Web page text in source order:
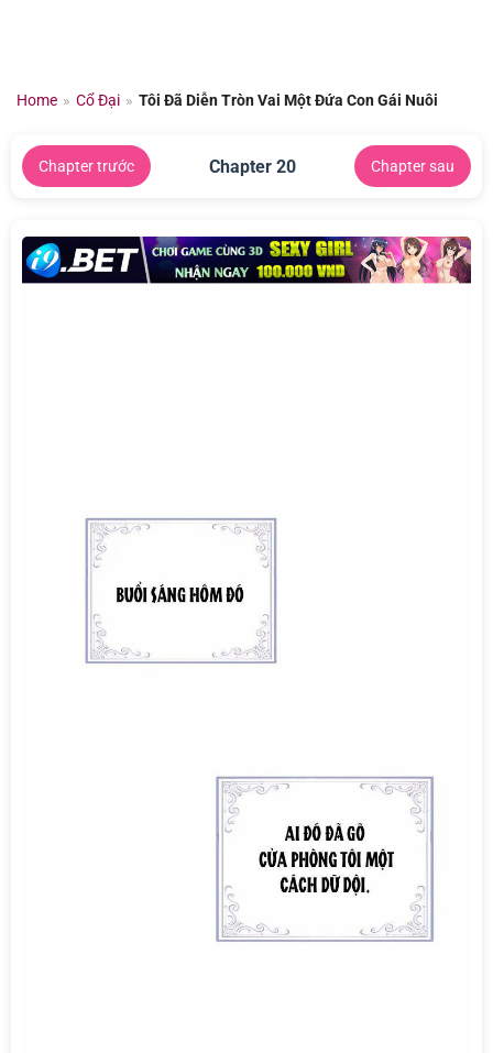
dungHome » Cổ Đại » Tôi Đã Diễn Tròn Vai Một Đứa Con Gái Nuôi
Chapter trước Chapter 20 Chapter sau